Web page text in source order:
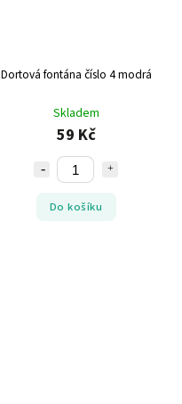
Dortová fontána číslo 4 modrá
Skladem
59 Kč
Do košíku